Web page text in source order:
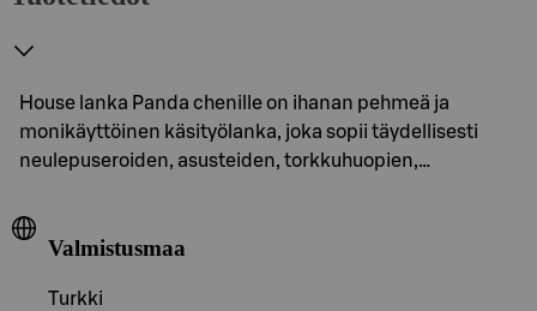
House lanka Panda chenille on ihanan pehmeä ja
monikäyttöinen käsityölanka, joka sopii täydellisesti
neulepuseroiden, asusteiden, torkkuhuopien,…
Valmistusmaa
Turkki